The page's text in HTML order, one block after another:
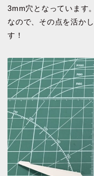
3mm穴となっています。
なので、その点を活か
す！